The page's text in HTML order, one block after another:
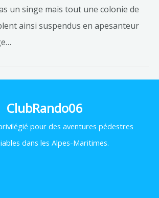
un singe mais tout une colonie de
ainsi suspendus en apesanteur
ClubRando06
pour des aventures pédestres
dans les Alpes-Maritimes.